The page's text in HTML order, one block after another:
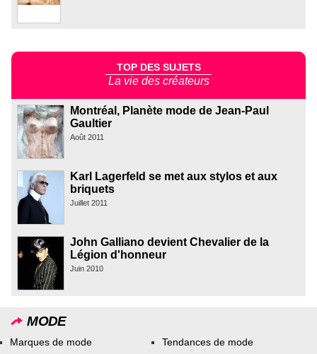
TOP DES SUJETS
La vie des créateurs
Montréal, Planète mode de Jean-Paul
Gaultier
Août 2011
Karl Lagerfeld se met aux stylos et aux
briquets
Juillet 2011
John Galliano devient Chevalier de la
Légion d'honneur
Juin 2010
MODE
Marques de mode Tendances de mode